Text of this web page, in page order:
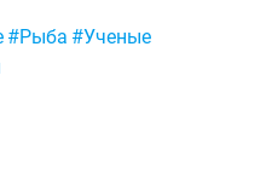
#Рыба #Ученые